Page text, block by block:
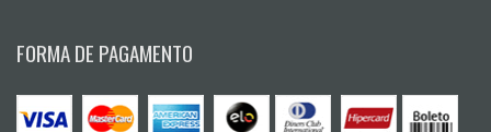
FORMA DE PAGAMENTO